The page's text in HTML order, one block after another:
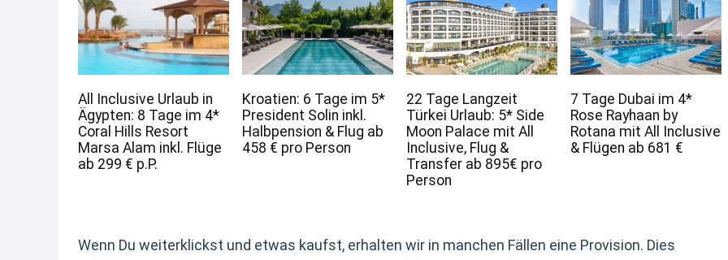
All Inclusive Urlaub in
Ägypten: 8 Tage im 4*
Coral Hills Resort
Marsa Alam inkl. Flüge
ab 299 € p.P.
Kroatien: 6 Tage im 5*
President Solin inkl.
Halbpension & Flug ab
458 € pro Person
22 Tage Langzeit
Türkei Urlaub: 5* Side
Moon Palace mit All
Inclusive, Flug &
Transfer ab 895€ pro
Person
7 Tage Dubai im 4*
Rose Rayhaan by
Rotana mit All Inclusive
& Flügen ab 681 €
Wenn Du weiterklickst und etwas kaufst, erhalten wir in manchen Fällen eine Provision. Dies